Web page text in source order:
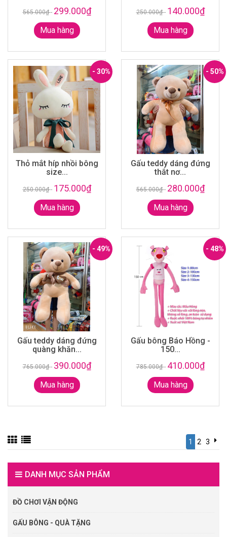
565.000₫- 299.000₫
Mua hàng
250.000₫- 140.000₫
Mua hàng
- 30%
Thỏ mắt híp nhồi bông
size...
250.000₫- 175.000₫
Mua hàng
- 50%
Gấu teddy dáng đứng
thắt nơ...
565.000₫- 280.000₫
Mua hàng
- 49%
Gấu teddy dáng đứng
quàng khăn...
765.000₫- 390.000₫
Mua hàng
- 48%
Gấu bông Báo Hồng -
150...
785.000₫- 410.000₫
Mua hàng
1 2 3
DANH MỤC SẢN PHẨM
ĐỒ CHƠI VẬN ĐỘNG
GẤU BÔNG - QUÀ TẶNG